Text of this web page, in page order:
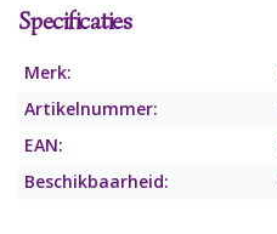
Specificaties
Merk:
Artikelnummer:
EAN:
Beschikbaarheid: